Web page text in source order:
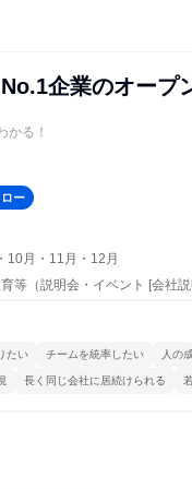
企業のオープ
かる！
ー
10月・11月・12月
等（説明会・イベント [会社説
たい チームを統率したい 人の
長く同じ会社に居続けられる